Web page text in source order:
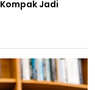
Jadi